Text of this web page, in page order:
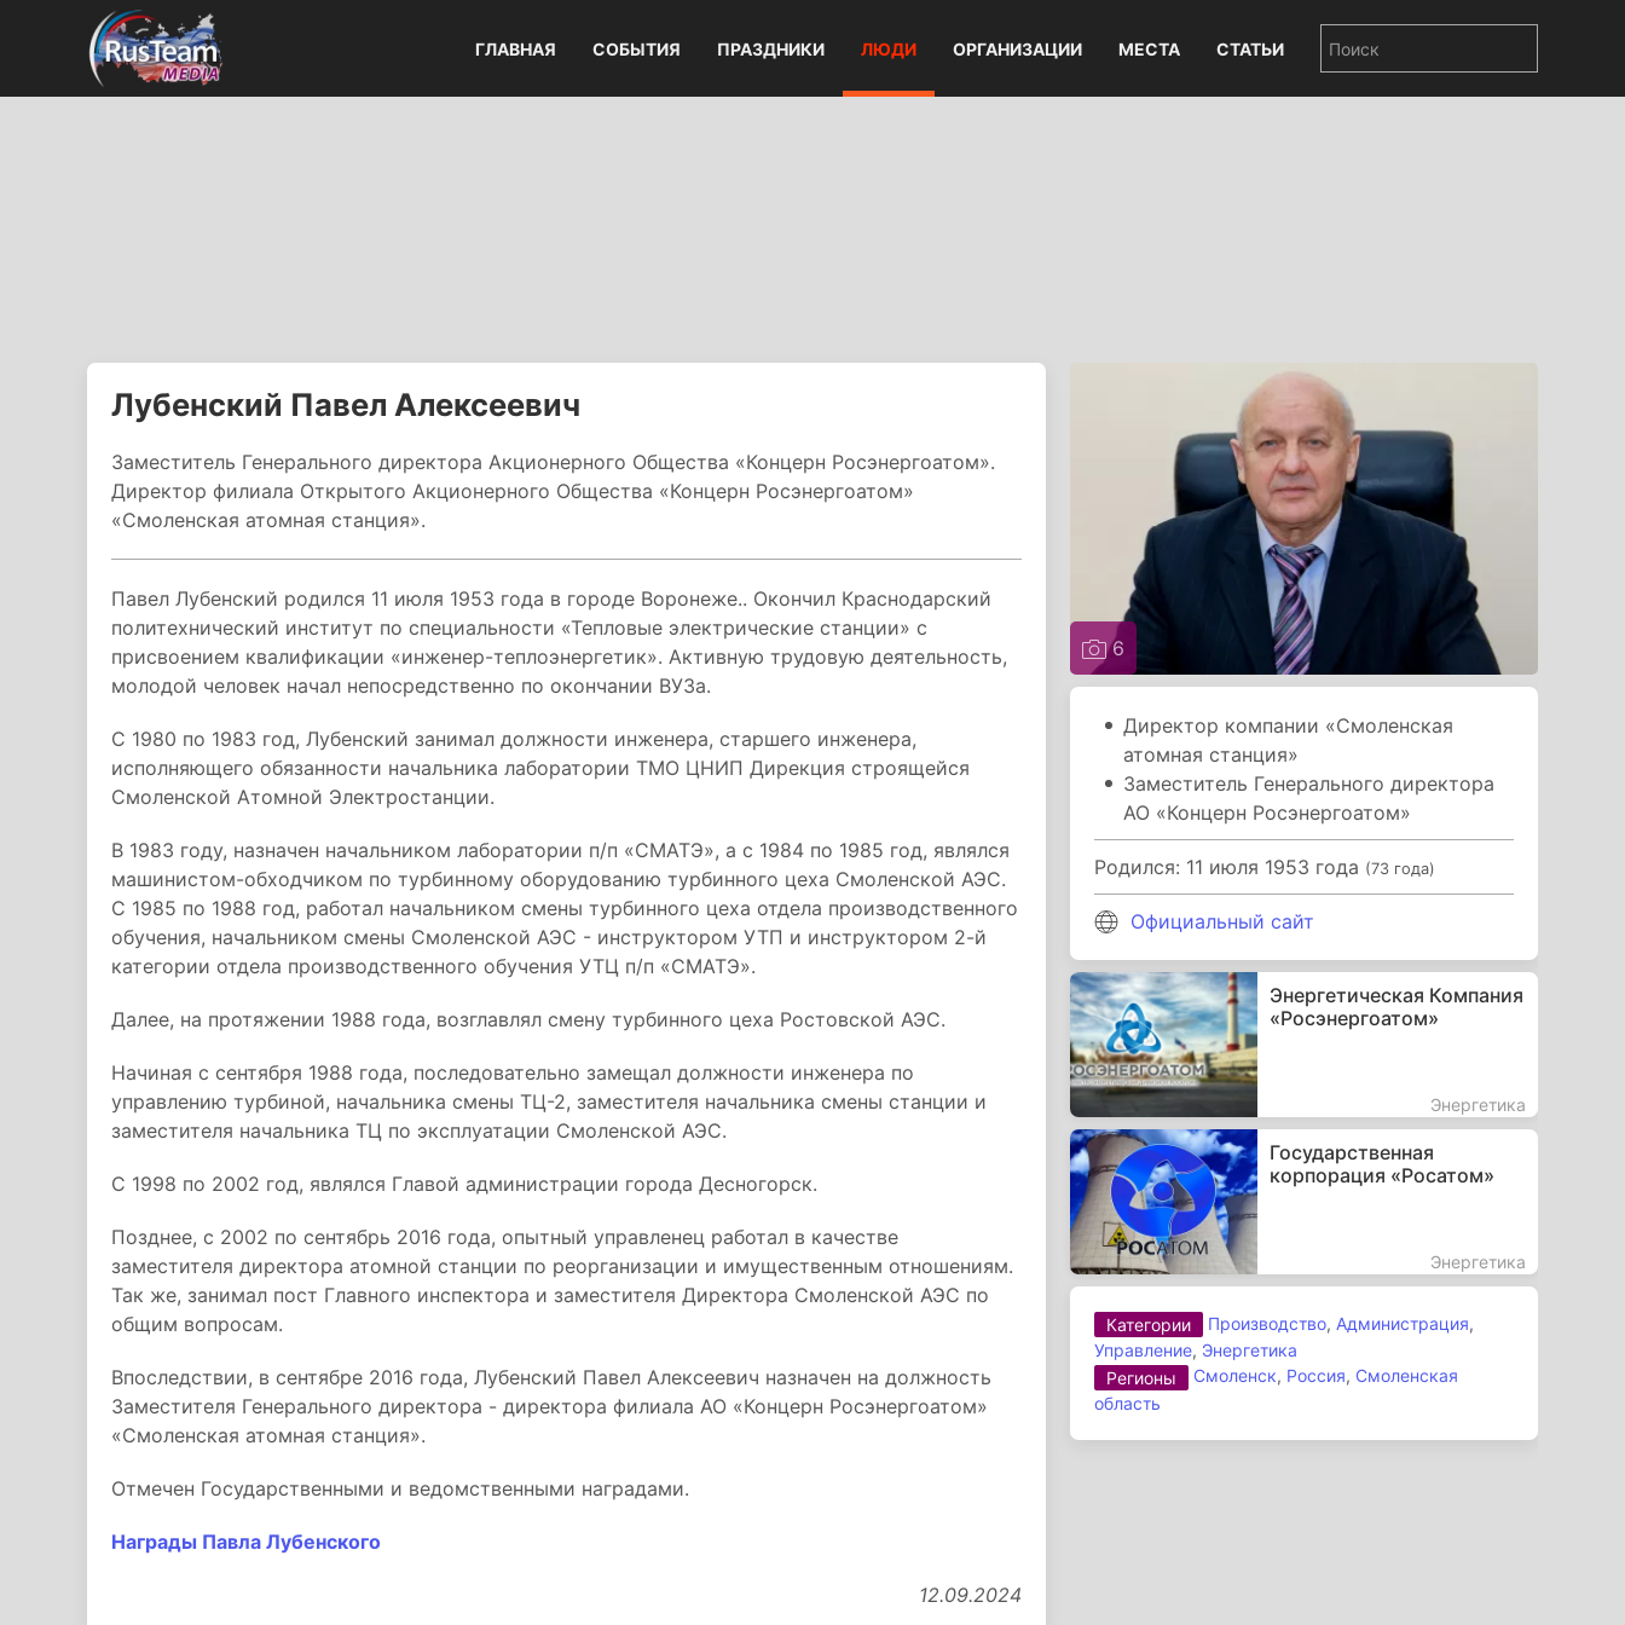
ГЛАВНАЯ СОБЫТИЯ ПРАЗДНИКИ ЛЮДИ ОРГАНИЗАЦИИ МЕСТА СТАТЬИ
Лубенский Павел Алексеевич
Заместитель Генерального директора Акционерного Общества «Концерн Росэнергоатом».
Директор филиала Открытого Акционерного Общества «Концерн Росэнергоатом»
«Смоленская атомная станция».
Павел Лубенский родился 11 июля 1953 года в городе Воронеже.. Окончил Краснодарский
политехнический институт по специальности «Тепловые электрические станции» с
присвоением квалификации «инженер-теплоэнергетик». Активную трудовую деятельность,
молодой человек начал непосредственно по окончании ВУЗа.
С 1980 по 1983 год, Лубенский занимал должности инженера, старшего инженера,
исполняющего обязанности начальника лаборатории ТМО ЦНИП Дирекция строящейся
Смоленской Атомной Электростанции.
В 1983 году, назначен начальником лаборатории п/п «СМАТЭ», а с 1984 по 1985 год, являлся
машинистом-обходчиком по турбинному оборудованию турбинного цеха Смоленской АЭС.
С 1985 по 1988 год, работал начальником смены турбинного цеха отдела производственного
обучения, начальником смены Смоленской АЭС - инструктором УТП и инструктором 2-й
категории отдела производственного обучения УТЦ п/п «СМАТЭ».
Далее, на протяжении 1988 года, возглавлял смену турбинного цеха Ростовской АЭС.
Начиная с сентября 1988 года, последовательно замещал должности инженера по
управлению турбиной, начальника смены ТЦ-2, заместителя начальника смены станции и
заместителя начальника ТЦ по эксплуатации Смоленской АЭС.
С 1998 по 2002 год, являлся Главой администрации города Десногорск.
Позднее, с 2002 по сентябрь 2016 года, опытный управленец работал в качестве
заместителя директора атомной станции по реорганизации и имущественным отношениям.
Так же, занимал пост Главного инспектора и заместителя Директора Смоленской АЭС по
общим вопросам.
Впоследствии, в сентябре 2016 года, Лубенский Павел Алексеевич назначен на должность
Заместителя Генерального директора - директора филиала АО «Концерн Росэнергоатом»
«Смоленская атомная станция».
Отмечен Государственными и ведомственными наградами.
Награды Павла Лубенского
12.09.2024
6
Директор компании «Смоленская
атомная станция»
Заместитель Генерального директора
АО «Концерн Росэнергоатом»
Родился: 11 июля 1953 года (73 года)
Официальный сайт
Энергетическая Компания
«Росэнергоатом»
Энергетика
Государственная
корпорация «Росатом»
Энергетика
Категории Производство, Администрация,
Управление, Энергетика
Регионы
Смоленск, Россия, Смоленская
область